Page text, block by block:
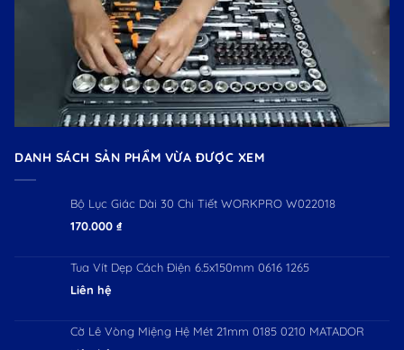
DANH SÁCH SẢN PHẨM VỪA ĐƯỢC XEM
Bộ Lục Giác Dài 30 Chi Tiết WORKPRO W022018
170.000 ₫
Tua Vít Dẹp Cách Điện 6.5x150mm 0616 1265
Liên hệ
Cờ Lê Vòng Miệng Hệ Mét 21mm 0185 0210 MATADOR